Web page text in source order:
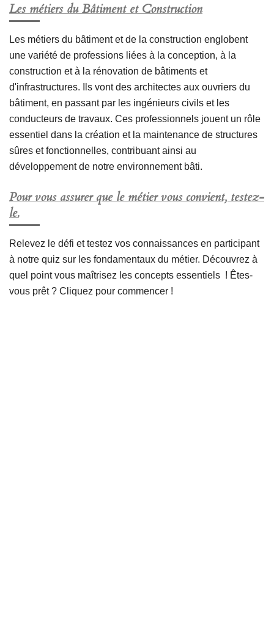
Les métiers du Bâtiment et Construction
Les métiers du bâtiment et de la construction englobent
une variété de professions liées à la conception, à la
construction et à la rénovation de bâtiments et
d'infrastructures. Ils vont des architectes aux ouvriers du
bâtiment, en passant par les ingénieurs civils et les
conducteurs de travaux. Ces professionnels jouent un rôle
essentiel dans la création et la maintenance de structures
sûres et fonctionnelles, contribuant ainsi au
développement de notre environnement bâti.
Pour vous assurer que le métier vous convient, testez-
le.
Relevez le défi et testez vos connaissances en participant
à notre quiz sur les fondamentaux du métier. Découvrez à
quel point vous maîtrisez les concepts essentiels ! Êtes-
vous prêt ? Cliquez pour commencer !